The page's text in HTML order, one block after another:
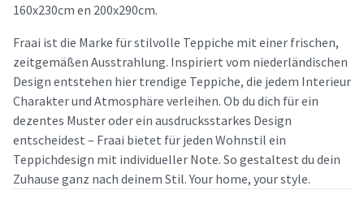
160x230cm en 200x290cm.
Fraai ist die Marke für stilvolle Teppiche mit einer frischen,
zeitgemäßen Ausstrahlung. Inspiriert vom niederländischen
Design entstehen hier trendige Teppiche, die jedem Interieur
Charakter und Atmosphäre verleihen. Ob du dich für ein
dezentes Muster oder ein ausdrucksstarkes Design
entscheidest – Fraai bietet für jeden Wohnstil ein
Teppichdesign mit individueller Note. So gestaltest du dein
Zuhause ganz nach deinem Stil. Your home, your style.